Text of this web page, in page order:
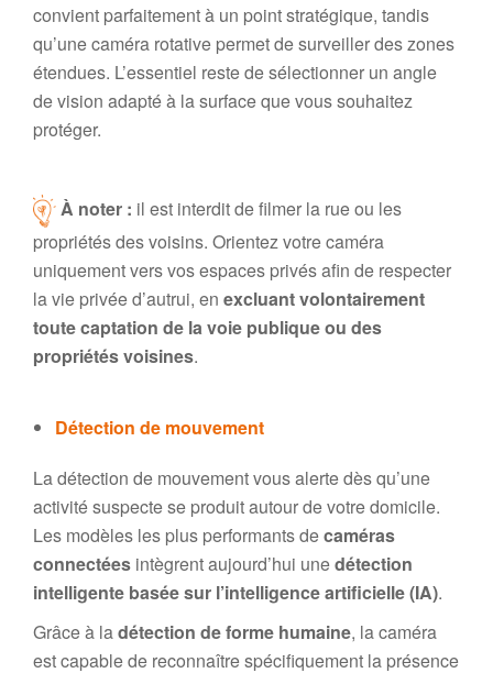
convient parfaitement à un point stratégique, tandis
qu’une caméra rotative permet de surveiller des zones
étendues. L’essentiel reste de sélectionner un angle
de vision adapté à la surface que vous souhaitez
protéger.
À noter : il est interdit de filmer la rue ou les
propriétés des voisins. Orientez votre caméra
uniquement vers vos espaces privés afin de respecter
la vie privée d’autrui, en excluant volontairement
toute captation de la voie publique ou des
propriétés voisines.
Détection de mouvement
La détection de mouvement vous alerte dès qu’une
activité suspecte se produit autour de votre domicile.
Les modèles les plus performants decaméras
connectées intègrent aujourd’hui unedétection
intelligente basée sur l’intelligence artificielle (IA).
Grâce à ladétection de forme humaine, la caméra
est capable de reconnaître spécifiquement la présence